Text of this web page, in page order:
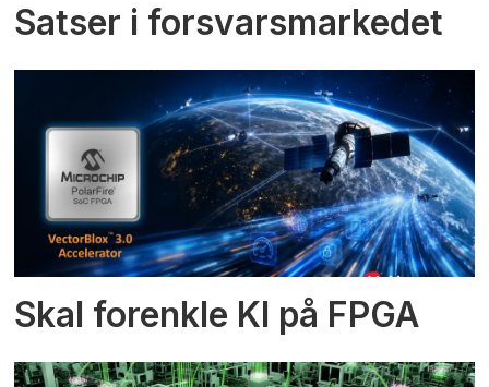
Satser i forsvarsmarkedet
Skal forenkle KI på FPGA